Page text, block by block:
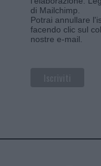
di Mailchimp
Potrai annullare
facendo clic sul
nostre e-mail.